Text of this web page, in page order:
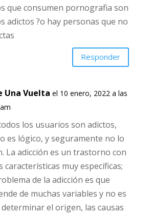
9 enero, 2022 a las 6:56 pm
pregunta es todos esos
adictos ?o hay personas
Responder
Una Vuelta el 10 enero, 2022 a
am
los usuarios son adictos,
es lógico, y seguramente no
La adicción es un trastorno
características muy